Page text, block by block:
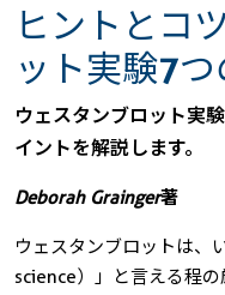
ヒントとコ
ット実験7
ウェスタンブロット実
イントを解説します。
Deborah Grainger著
ウェスタンブロットは、
science）」と言える程